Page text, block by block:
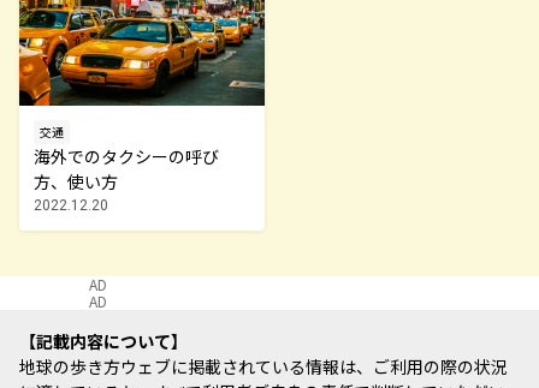
交通
海外でのタクシーの呼び
方、使い方
2022.12.20
AD
AD
記載内容について
地球の歩き方ウェブに掲載されている情報は、ご利用の際の状況